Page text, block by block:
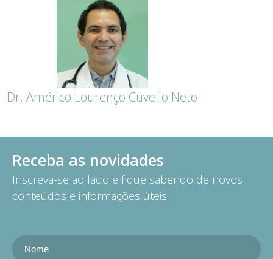
Dr. Américo Lourenço Cuvello Neto
Receba as novidades
Inscreva-se ao lado e fique sabendo de novos
conteúdos e informações úteis.